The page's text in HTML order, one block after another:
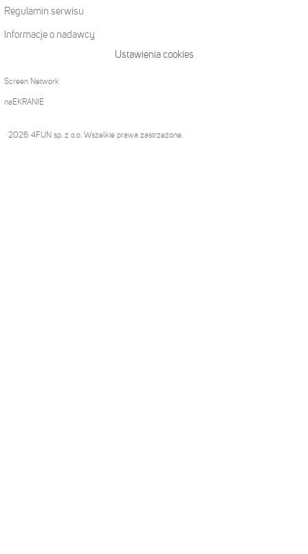
Regulamin serwisu
Informacje o nadawcy
Ustawienia cookies
Screen Network
naEKRANIE
2026 4FUN sp. z o.o. Wszelkie prawa zastrzeżone.